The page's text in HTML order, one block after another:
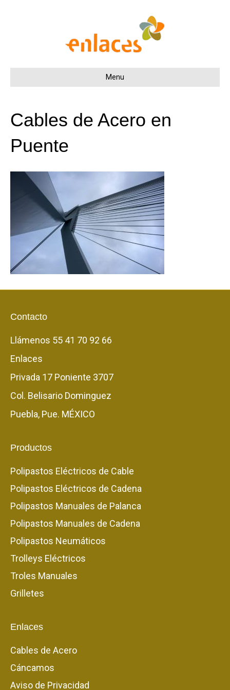
Menu
Cables de Acero en
Puente
Contacto
Llámenos 55 41 70 92 66
Enlaces
Privada 17 Poniente 3707
Col. Belisario Dominguez
Puebla, Pue. MÉXICO
Productos
Polipastos Eléctricos de Cable
Polipastos Eléctricos de Cadena
Polipastos Manuales de Palanca
Polipastos Manuales de Cadena
Polipastos Neumáticos
Trolleys Eléctricos
Troles Manuales
Grilletes
Enlaces
Cables de Acero
Cáncamos
Aviso de Privacidad